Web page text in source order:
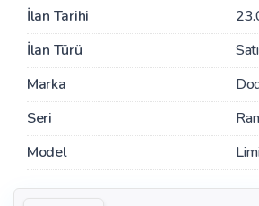
İlan Tarihi
İlan Türü
Marka
Seri
Model